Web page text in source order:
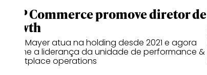
WPP Commerce promove diretor de
growth
Bruno Mayer atua na holding desde 2021 e agora
assume a liderança da unidade de performance &
marketplace operations